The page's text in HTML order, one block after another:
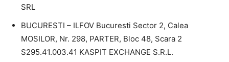
SRL
BUCURESTI – ILFOV Bucuresti Sector 2, Calea
MOSILOR, Nr. 298, PARTER, Bloc 48, Scara 2
S295.41.003.41 KASPIT EXCHANGE S.R.L.